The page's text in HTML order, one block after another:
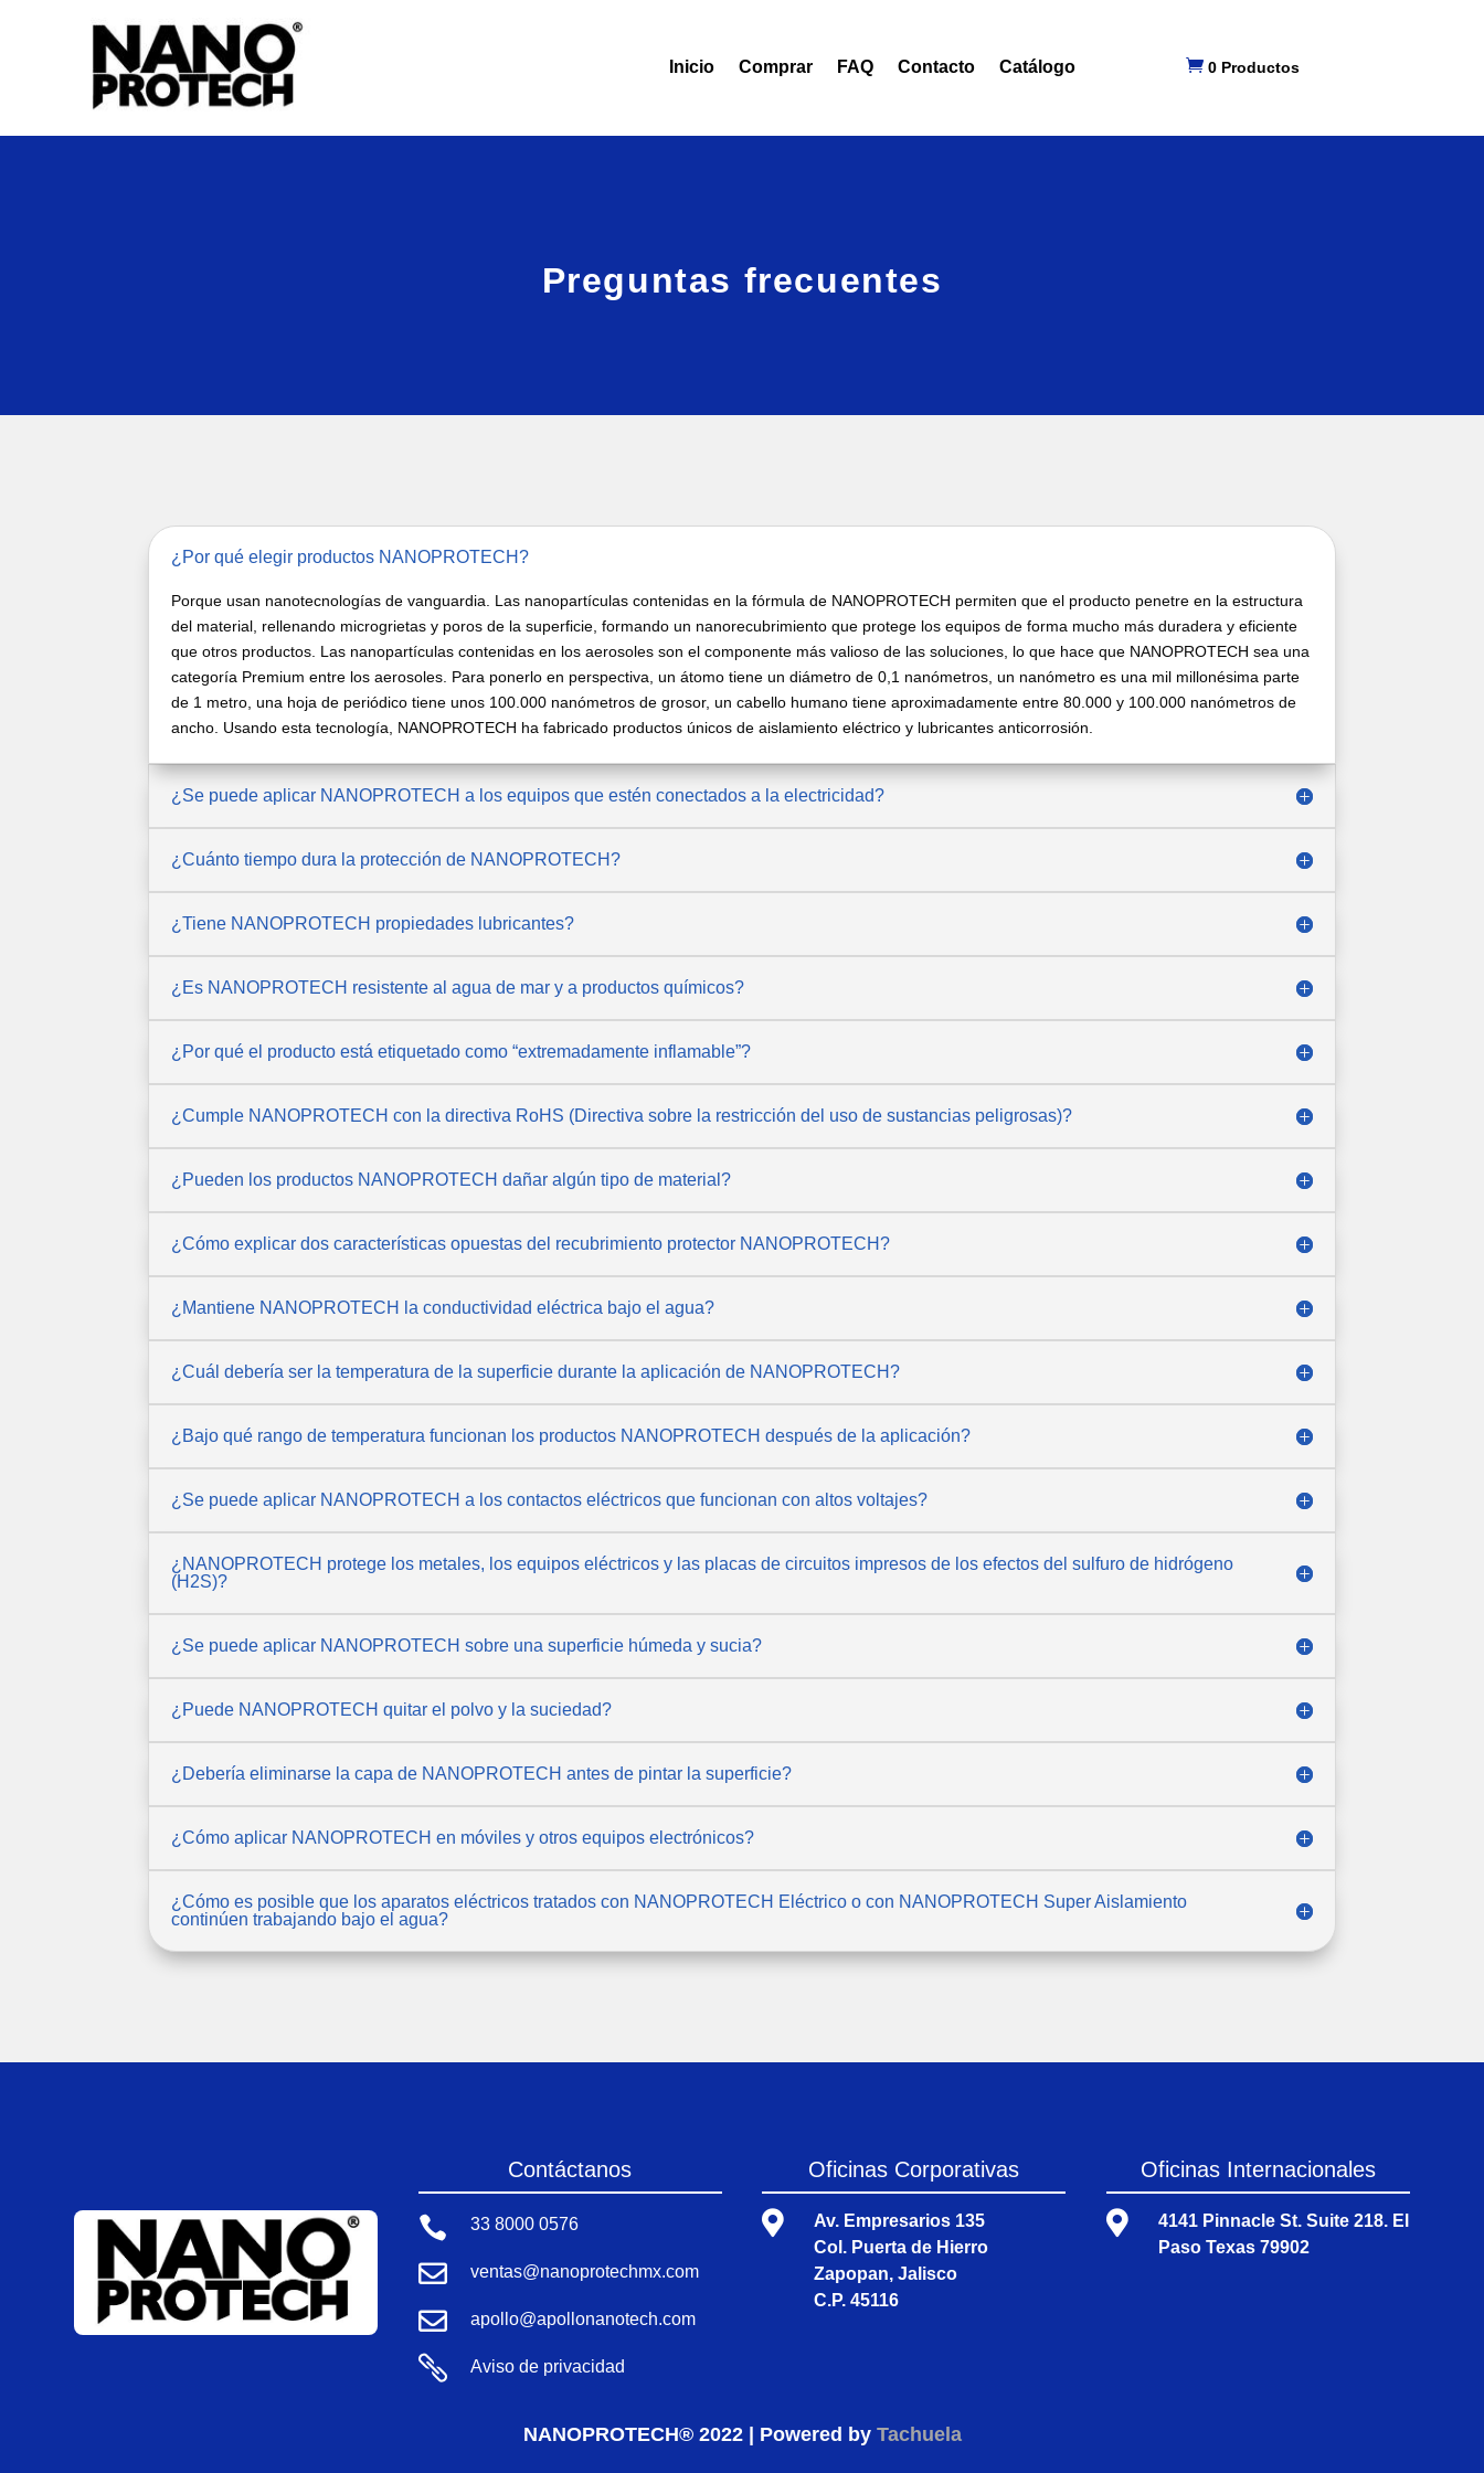
Inicio Comprar FAQ Contacto Catálogo  0 Productos
Preguntas frecuentes
¿Por qué elegir productos NANOPROTECH?
Porque usan nanotecnologías de vanguardia. Las nanopartículas contenidas en la fórmula de NANOPROTECH permiten que el producto penetre en la estructura
del material, rellenando microgrietas y poros de la superficie, formando un nanorecubrimiento que protege los equipos de forma mucho más duradera y eficiente
que otros productos. Las nanopartículas contenidas en los aerosoles son el componente más valioso de las soluciones, lo que hace que NANOPROTECH sea una
categoría Premium entre los aerosoles. Para ponerlo en perspectiva, un átomo tiene un diámetro de 0,1 nanómetros, un nanómetro es una mil millonésima parte
de 1 metro, una hoja de periódico tiene unos 100.000 nanómetros de grosor, un cabello humano tiene aproximadamente entre 80.000 y 100.000 nanómetros de
ancho. Usando esta tecnología, NANOPROTECH ha fabricado productos únicos de aislamiento eléctrico y lubricantes anticorrosión.
¿Se puede aplicar NANOPROTECH a los equipos que estén conectados a la electricidad?
¿Cuánto tiempo dura la protección de NANOPROTECH?
¿Tiene NANOPROTECH propiedades lubricantes?
¿Es NANOPROTECH resistente al agua de mar y a productos químicos?
¿Por qué el producto está etiquetado como “extremadamente inflamable”?
¿Cumple NANOPROTECH con la directiva RoHS (Directiva sobre la restricción del uso de sustancias peligrosas)?
¿Pueden los productos NANOPROTECH dañar algún tipo de material?
¿Cómo explicar dos características opuestas del recubrimiento protector NANOPROTECH?
¿Mantiene NANOPROTECH la conductividad eléctrica bajo el agua?
¿Cuál debería ser la temperatura de la superficie durante la aplicación de NANOPROTECH?
¿Bajo qué rango de temperatura funcionan los productos NANOPROTECH después de la aplicación?
¿Se puede aplicar NANOPROTECH a los contactos eléctricos que funcionan con altos voltajes?
¿NANOPROTECH protege los metales, los equipos eléctricos y las placas de circuitos impresos de los efectos del sulfuro de hidrógeno
(H2S)?
¿Se puede aplicar NANOPROTECH sobre una superficie húmeda y sucia?
¿Puede NANOPROTECH quitar el polvo y la suciedad?
¿Debería eliminarse la capa de NANOPROTECH antes de pintar la superficie?
¿Cómo aplicar NANOPROTECH en móviles y otros equipos electrónicos?
¿Cómo es posible que los aparatos eléctricos tratados con NANOPROTECH Eléctrico o con NANOPROTECH Super Aislamiento
continúen trabajando bajo el agua?
Contáctanos
 33 8000 0576
 ventas@nanoprotechmx.com
 apollo@apollonanotech.com
 Aviso de privacidad
Oficinas Corporativas

Av. Empresarios 135
Col. Puerta de Hierro
Zapopan, Jalisco
C.P. 45116
Oficinas Internacionales

4141 Pinnacle St. Suite 218. El
Paso Texas 79902
NANOPROTECH® 2022 | Powered by Tachuela